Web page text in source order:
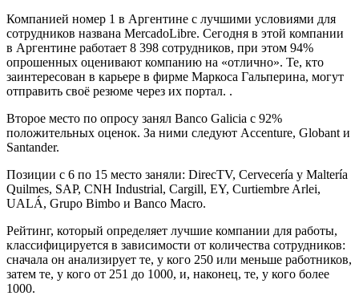
Компанией номер 1 в Аргентине с лучшими условиями для
сотрудников названа MercadoLibre. Сегодня в этой компании
в Аргентине работает 8 398 сотрудников, при этом 94%
опрошенных оценивают компанию на «отлично». Те, кто
заинтересован в карьере в фирме Маркоса Гальперина, могут
отправить своё резюме через их портал. .
Второе место по опросу занял Banco Galicia с 92%
положительных оценок. За ними следуют Accenture, Globant и
Santander.
Позиции с 6 по 15 место заняли: DirecTV, Cervecería y Maltería
Quilmes, SAP, CNH Industrial, Cargill, EY, Curtiembre Arlei,
UALÁ, Grupo Bimbo и Banco Macro.
Рейтинг, который определяет лучшие компании для работы,
классифицируется в зависимости от количества сотрудников:
сначала он анализирует те, у кого 250 или меньше работников,
затем те, у кого от 251 до 1000, и, наконец, те, у кого более
1000.